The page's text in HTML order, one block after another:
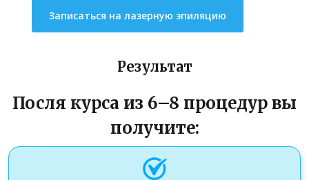
Записаться на лазерную эпиляцию
Результат
Посля курса из 6–8 процедур вы
получите: